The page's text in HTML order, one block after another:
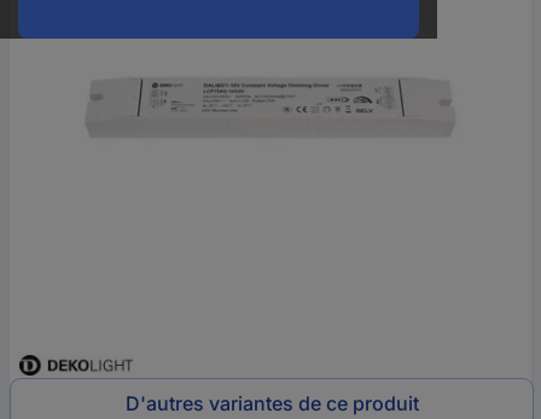
D'autres variantes de ce produit